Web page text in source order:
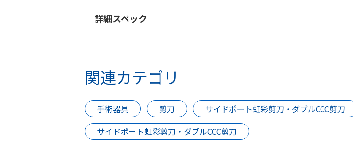
詳細スペック
関連カテゴリ
手術器具 剪刀 サイドポート虹彩剪刀・ダブルCCC剪刀
サイドポート虹彩剪刀・ダブルCCC剪刀